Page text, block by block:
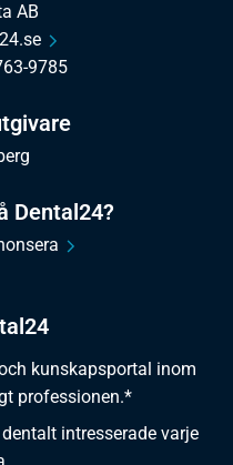
kunskapsportal inom
professionen.*
intresserade varje
AB
9785
Dental24?